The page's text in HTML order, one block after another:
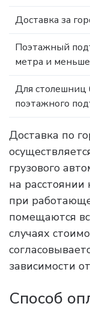
Доставка за
Поэтажный
метра и
Для столешниц
поэтажного
Доставка по
грузового
на
при
помещаются
случаях
зависимости
Способ